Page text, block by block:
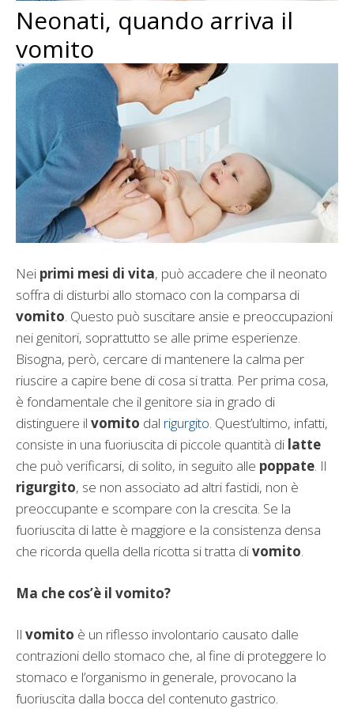
Neonati, quando arriva il
vomito
Nei primi mesi di vita, può accadere che il neonato
soffra di disturbi allo stomaco con la comparsa di
vomito. Questo può suscitare ansie e preoccupazioni
nei genitori, soprattutto se alle prime esperienze.
Bisogna, però, cercare di mantenere la calma per
riuscire a capire bene di cosa si tratta. Per prima cosa,
è fondamentale che il genitore sia in grado di
distinguere il vomito dal rigurgito. Quest’ultimo, infatti,
consiste in una fuoriuscita di piccole quantità di latte
che può verificarsi, di solito, in seguito alle poppate. Il
rigurgito, se non associato ad altri fastidi, non è
preoccupante e scompare con la crescita. Se la
fuoriuscita di latte è maggiore e la consistenza densa
che ricorda quella della ricotta si tratta divomito.
Ma che cos’è il vomito?
Il vomito è un riflesso involontario causato dalle
contrazioni dello stomaco che, al fine di proteggere lo
stomaco e l’organismo in generale, provocano la
fuoriuscita dalla bocca del contenuto gastrico.